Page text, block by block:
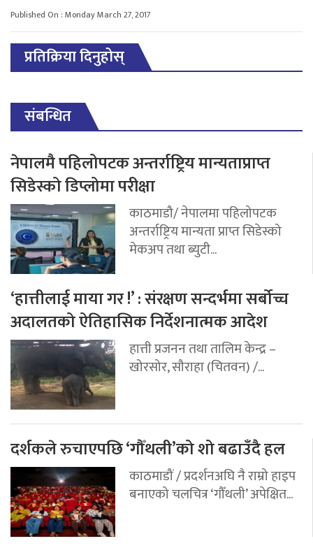
Published On : Monday March 27, 2017
प्रतिक्रिया दिनुहोस्
संबन्धित
नेपालमै पहिलोपटक अन्तर्राष्ट्रिय मान्यताप्राप्त
सिडेस्को डिप्लोमा परीक्षा
काठमाडौ/ नेपालमा पहिलोपटक
अन्तर्राष्ट्रिय मान्यता प्राप्त सिडेस्को
मेकअप तथा ब्युटी...
‘हात्तीलाई माया गर !’ : संरक्षण सन्दर्भमा सर्बोच्च
अदालतको ऐतिहासिक निर्देशनात्मक आदेश
हात्ती प्रजनन तथा तालिम केन्द्र –
खोरसोर, सौराहा (चितवन) /...
दर्शकले रुचाएपछि ‘गौँथली’को शो बढाउँदै हल
काठमाडौं / प्रदर्शनअघि नै राम्रो हाइप
बनाएको चलचित्र ‘गौँथली’ अपेक्षित...